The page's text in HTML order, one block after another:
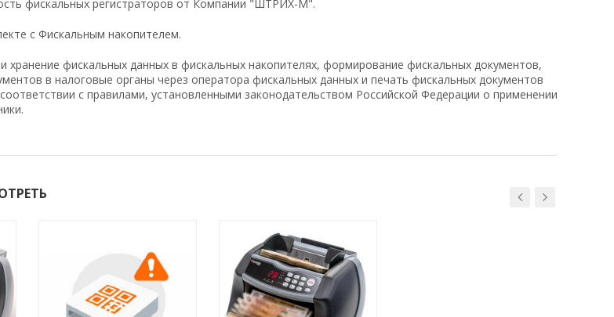
фискальных регистраторов от Компании "ШТРИХ-М".
с Фискальным накопителем.
хранение фискальных данных в фискальных накопителях, формирование фискальных документов,
в налоговые органы через оператора фискальных данных и печать фискальных документов
с правилами, установленными законодательством Российской Федерации о применении